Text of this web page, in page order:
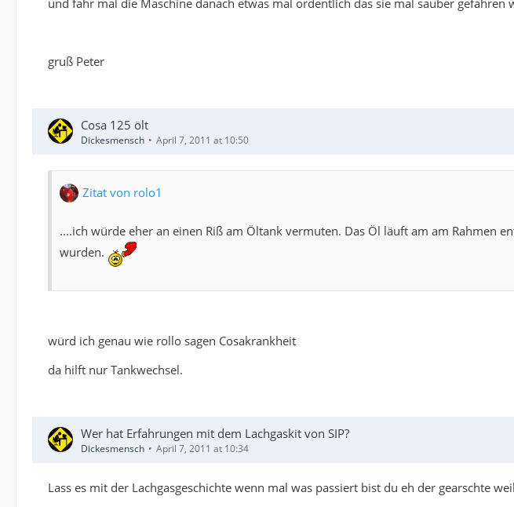
gruß Peter
Cosa 125 ölt
Dickesmensch April 7, 2011 at 10:50
Zitat von rolo1
....ich würde eher an einen Riß am Öltank vermuten. Das Öl läuft am am Rahmen
wurden.
würd ich genau wie rollo sagen Cosakrankheit
da hilft nur Tankwechsel.
Wer hat Erfahrungen mit dem Lachgaskit von SIP?
Dickesmensch April 7, 2011 at 10:34
Lass es mit der Lachgasgeschichte wenn mal was passiert bist du eh der gearschte